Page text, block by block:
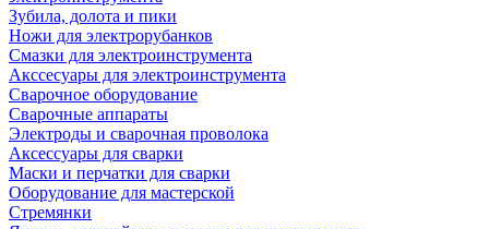
Зубила, долота и пики
Ножи для электрорубанков
Смазки для электроинструмента
Акссесуары для электроинструмента
Сварочное оборудование
Сварочные аппараты
Электроды и сварочная проволока
Аксессуары для сварки
Маски и перчатки для сварки
Оборудование для мастерской
Стремянки